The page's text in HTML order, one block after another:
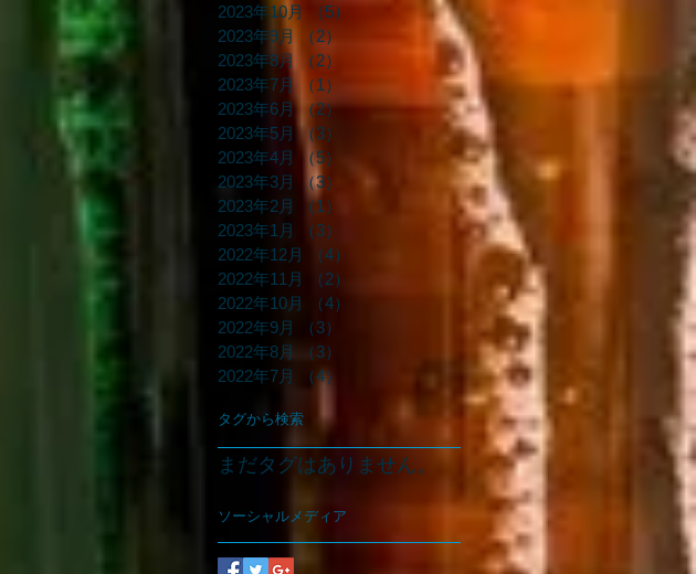
2023年10月
（5）
2023年9月
（2）
2023年8月
（2）
2023年7月
（1）
2023年6月
（2）2件の記事
2023年5月 （3）
2023年4月
（5）
2023年3月
（3）
2023年2月
（1）
2023年1月
（3）
2022年12月
（4）
2022年11月
（2）
2022年10月
（4）
2022年9月
（3）
2022年8月
（3）
2022年7月
（4）
タグから検索
まだタグはありません。
ソーシャルメディア